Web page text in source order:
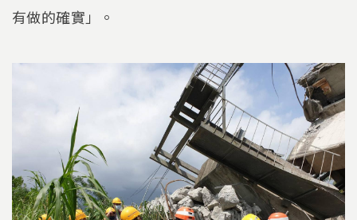
有做的確實」。